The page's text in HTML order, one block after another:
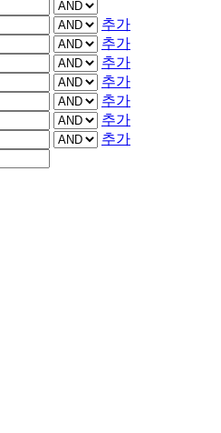
추가
추가
추가
추가
추가
추가
추가